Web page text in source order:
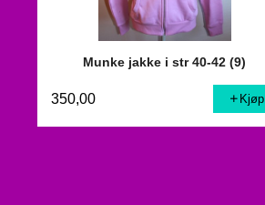
Munke jakke i str 40-42 (9)
350,00 Kjøp